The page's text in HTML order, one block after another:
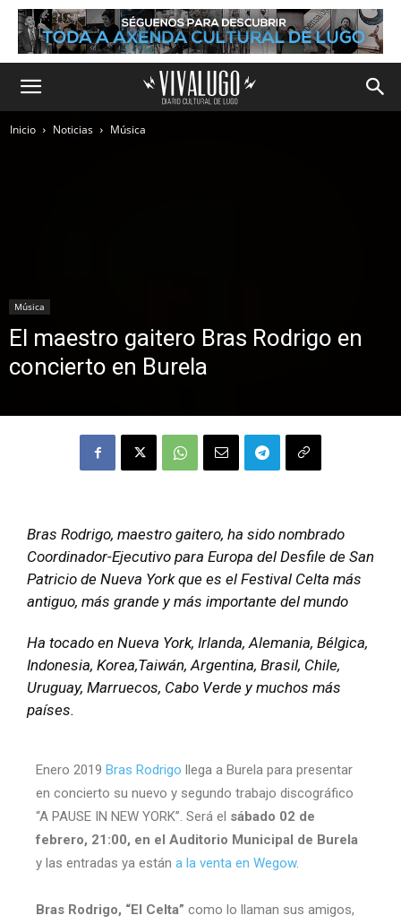
Inicio Noticias Música
Música
El maestro gaitero Bras Rodrigo en
concierto en Burela
Bras Rodrigo, maestro gaitero, ha sido nombrado
Coordinador-Ejecutivo para Europa del Desfile de San
Patricio de Nueva York que es el Festival Celta más
antiguo, más grande y más importante del mundo
Ha tocado en Nueva York, Irlanda, Alemania, Bélgica,
Indonesia, Korea,Taiwán, Argentina, Brasil, Chile,
Uruguay, Marruecos, Cabo Verde y muchos más
países.
Enero 2019 Bras Rodrigo llega a Burela para presentar
en concierto su nuevo y segundo trabajo discográfico
“A PAUSE IN NEW YORK”. Será el sábado 02 de
febrero, 21:00, en el Auditorio Municipal de Burela
y las entradas ya están a la venta en Wegow.
Bras Rodrigo, “El Celta” como lo llaman sus amigos,